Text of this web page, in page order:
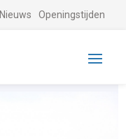
Nieuws Openingstijden